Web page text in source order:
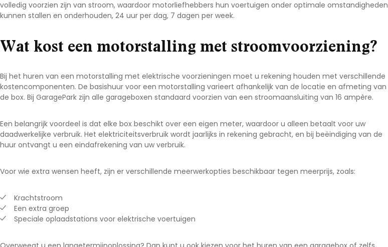
Noord-Brabant
Overijssel
Zeeland
Zuid-Holland
volledig voorzien zijn van stroom, waardoor motorliefhebbers hun voertuigen onder optimale omstandigheden
kunnen stallen en onderhouden, 24 uur per dag, 7 dagen per week.
Wat kost een motorstalling met stroomvoorziening?
Bij het huren van een motorstalling met elektrische voorzieningen moet u rekening houden met verschillende
kostencomponenten. De basishuur voor een motorstalling varieert afhankelijk van de locatie en afmeting van
de box. Bij GaragePark zijn alle garageboxen standaard voorzien van een stroomaansluiting van 16 ampère.
Een belangrijk voordeel is dat elke box beschikt over een eigen meter, waardoor u alleen betaalt voor uw
daadwerkelijke verbruik. Het elektriciteitsverbruik wordt jaarlijks in rekening gebracht, en bij beëindiging van de
huur ontvangt u een eindafrekening van uw verbruik.
Voor wie extra wensen heeft, zijn er verschillende meerwerkopties beschikbaar tegen meerprijs, zoals:
Krachtstroom
Een extra groep
Speciale oplaadstations voor elektrische voertuigen